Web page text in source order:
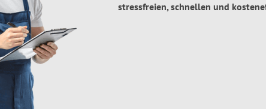
stressfreien, schnellen und